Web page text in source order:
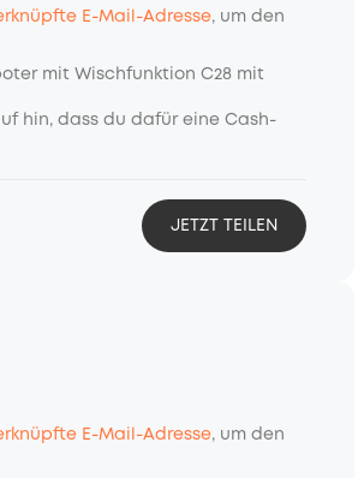
E-Mail-Adresse, um den
mit Wischfunktion C28 mit
hin, dass du dafür eine Cash-
JETZT TEILEN
E-Mail-Adresse, um den